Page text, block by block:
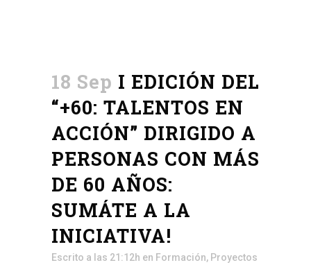
18 Sep I EDICIÓN DEL
“+60: TALENTOS EN
ACCIÓN” DIRIGIDO A
PERSONAS CON MÁS
DE 60 AÑOS:
SUMÁTE A LA
INICIATIVA!
Escrito a las 21:12h en Formación, Proyectos